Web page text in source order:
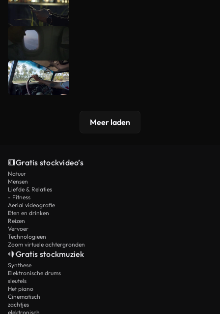
Meer laden
Gratis stockvideo’s
Natuur
Mensen
Liefde & Relaties
- Fitness
Aerial videografie
Eten en drinken
Reizen
Vervoer
Technologieën
Zoom virtuele achtergronden
Gratis stockmuziek
Synthese
Elektronische drums
sleutels
Het piano
Cinematisch
zachtjes
elektronisch